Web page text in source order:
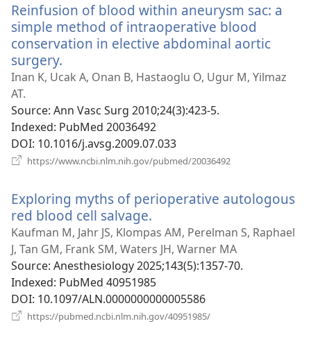
вікні)
Reinfusion of blood within aneurysm sac: a
simple method of intraoperative blood
conservation in elective abdominal aortic
surgery.
у
вікні)
Inan K, Ucak A, Onan B, Hastaoglu O, Ugur M, Yilmaz
AT.
Source‎: Ann Vasc Surg 2010;24(3):423-5.
Indexed‎: PubMed 20036492
DOI‎: 10.1016/j.avsg.2009.07.033
https://www.ncbi.nlm.nih.gov/pubmed/20036492
вікні)
Exploring myths of perioperative autologous
red blood cell salvage.
у
новому
вікні)
Kaufman M, Jahr JS, Klompas AM, Perelman S, Raphael
J, Tan GM, Frank SM, Waters JH, Warner MA
Source‎: Anesthesiology 2025;143(5):1357-70.
Indexed‎: PubMed 40951985
DOI‎: 10.1097/ALN.0000000000005586
https://pubmed.ncbi.nlm.nih.gov/40951985/